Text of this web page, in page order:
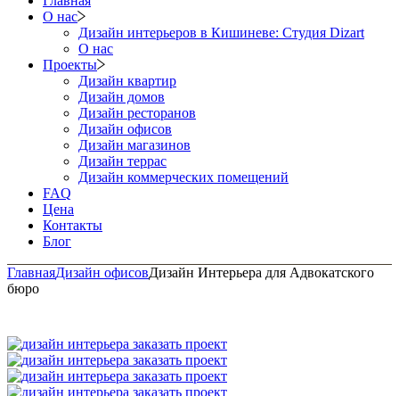
О нас
Дизайн интерьеров в Кишиневе: Студия Dizart
О нас
Проекты
Дизайн квартир
Дизайн домов
Дизайн ресторанов
Дизайн офисов
Дизайн магазинов
Дизайн террас
Дизайн коммерческих помещений
FAQ
Цена
Контакты
Блог
ГлавнаяДизайн офисовДизайн Интерьера для Адвокатского
бюро